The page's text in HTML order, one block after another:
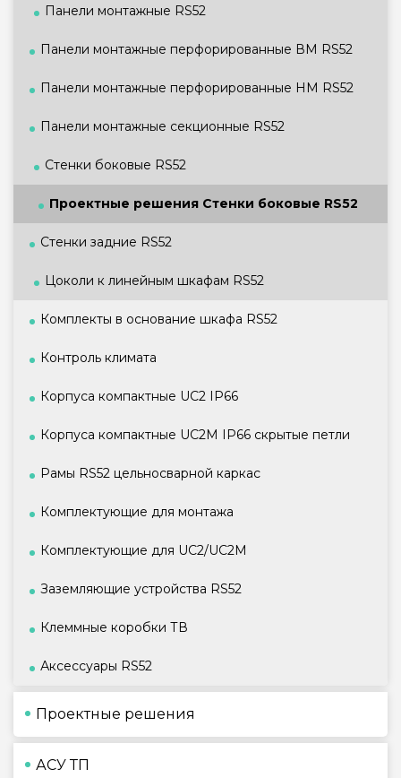
Панели монтажные RS52
Панели монтажные перфорированные ВМ RS52
Панели монтажные перфорированные НМ RS52
Панели монтажные секционные RS52
Стенки боковые RS52
Проектные решения Стенки боковые RS52
Стенки задние RS52
Цоколи к линейным шкафам RS52
Комплекты в основание шкафа RS52
Контроль климата
Корпуса компактные UC2 IP66
Корпуса компактные UC2M IP66 скрытые петли
Рамы RS52 цельносварной каркас
Комплектующие для монтажа
Комплектующие для UC2/UC2M
Заземляющие устройства RS52
Клеммные коробки ТВ
Аксессуары RS52
Проектные решения
АСУ ТП